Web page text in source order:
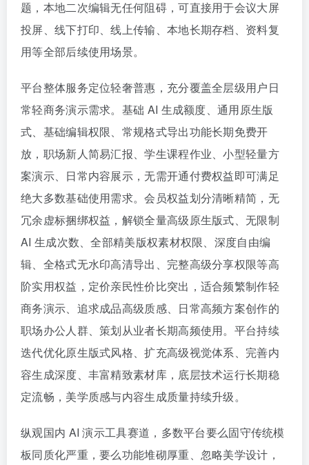
题，本地二次编辑无任何阻碍，可直接用于会议大屏
投屏、线下打印、线上传输、本地长期存档、资料复
用等全部后续使用场景。
平台整体服务定位轻奢普惠，充分覆盖全层级用户日
常轻商务演示需求。基础 AI 生成额度、通用原生版
式、基础编辑权限、常规格式导出功能长期免费开
放，职场新人简易汇报、学生课程作业、小型轻量方
案演示、日常内容展示，无需开通付费权益即可满足
绝大多数基础使用需求。会员权益划分清晰精简，无
冗余虚标捆绑权益，解锁全量高级原生版式、无限制
AI 生成次数、全部精美版权素材权限、深度自由编
辑、全格式无水印高清导出、完整高级分享权限等高
阶实用权益，定价亲民性价比突出，适合频繁制作轻
商务演示、追求成品高级质感、日常高频方案创作的
职场办公人群、策划从业者长期高频使用。平台持续
迭代优化原生版式风格、扩充高级视觉体系、完善内
容生成深度、丰富精致素材库，底层技术运行长期稳
定流畅，美学质感与内容生成质量持续升级。
纵观国内 AI 演示工具赛道，多数平台要么固守传统模
板同质化严重，要么功能堆砌厚重、忽略美学设计，